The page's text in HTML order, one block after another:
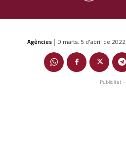
Agències | Dimarts, 5 d'abril de 2022
- Publicitat -